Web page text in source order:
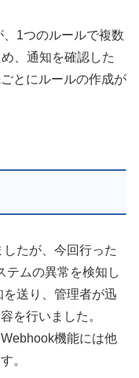
1つのルールで複数
、通知を確認した
とにルールの作成が
たが、今回行った
テムの異常を検知し
送り、管理者が迅
を行いました。
機能には他
。